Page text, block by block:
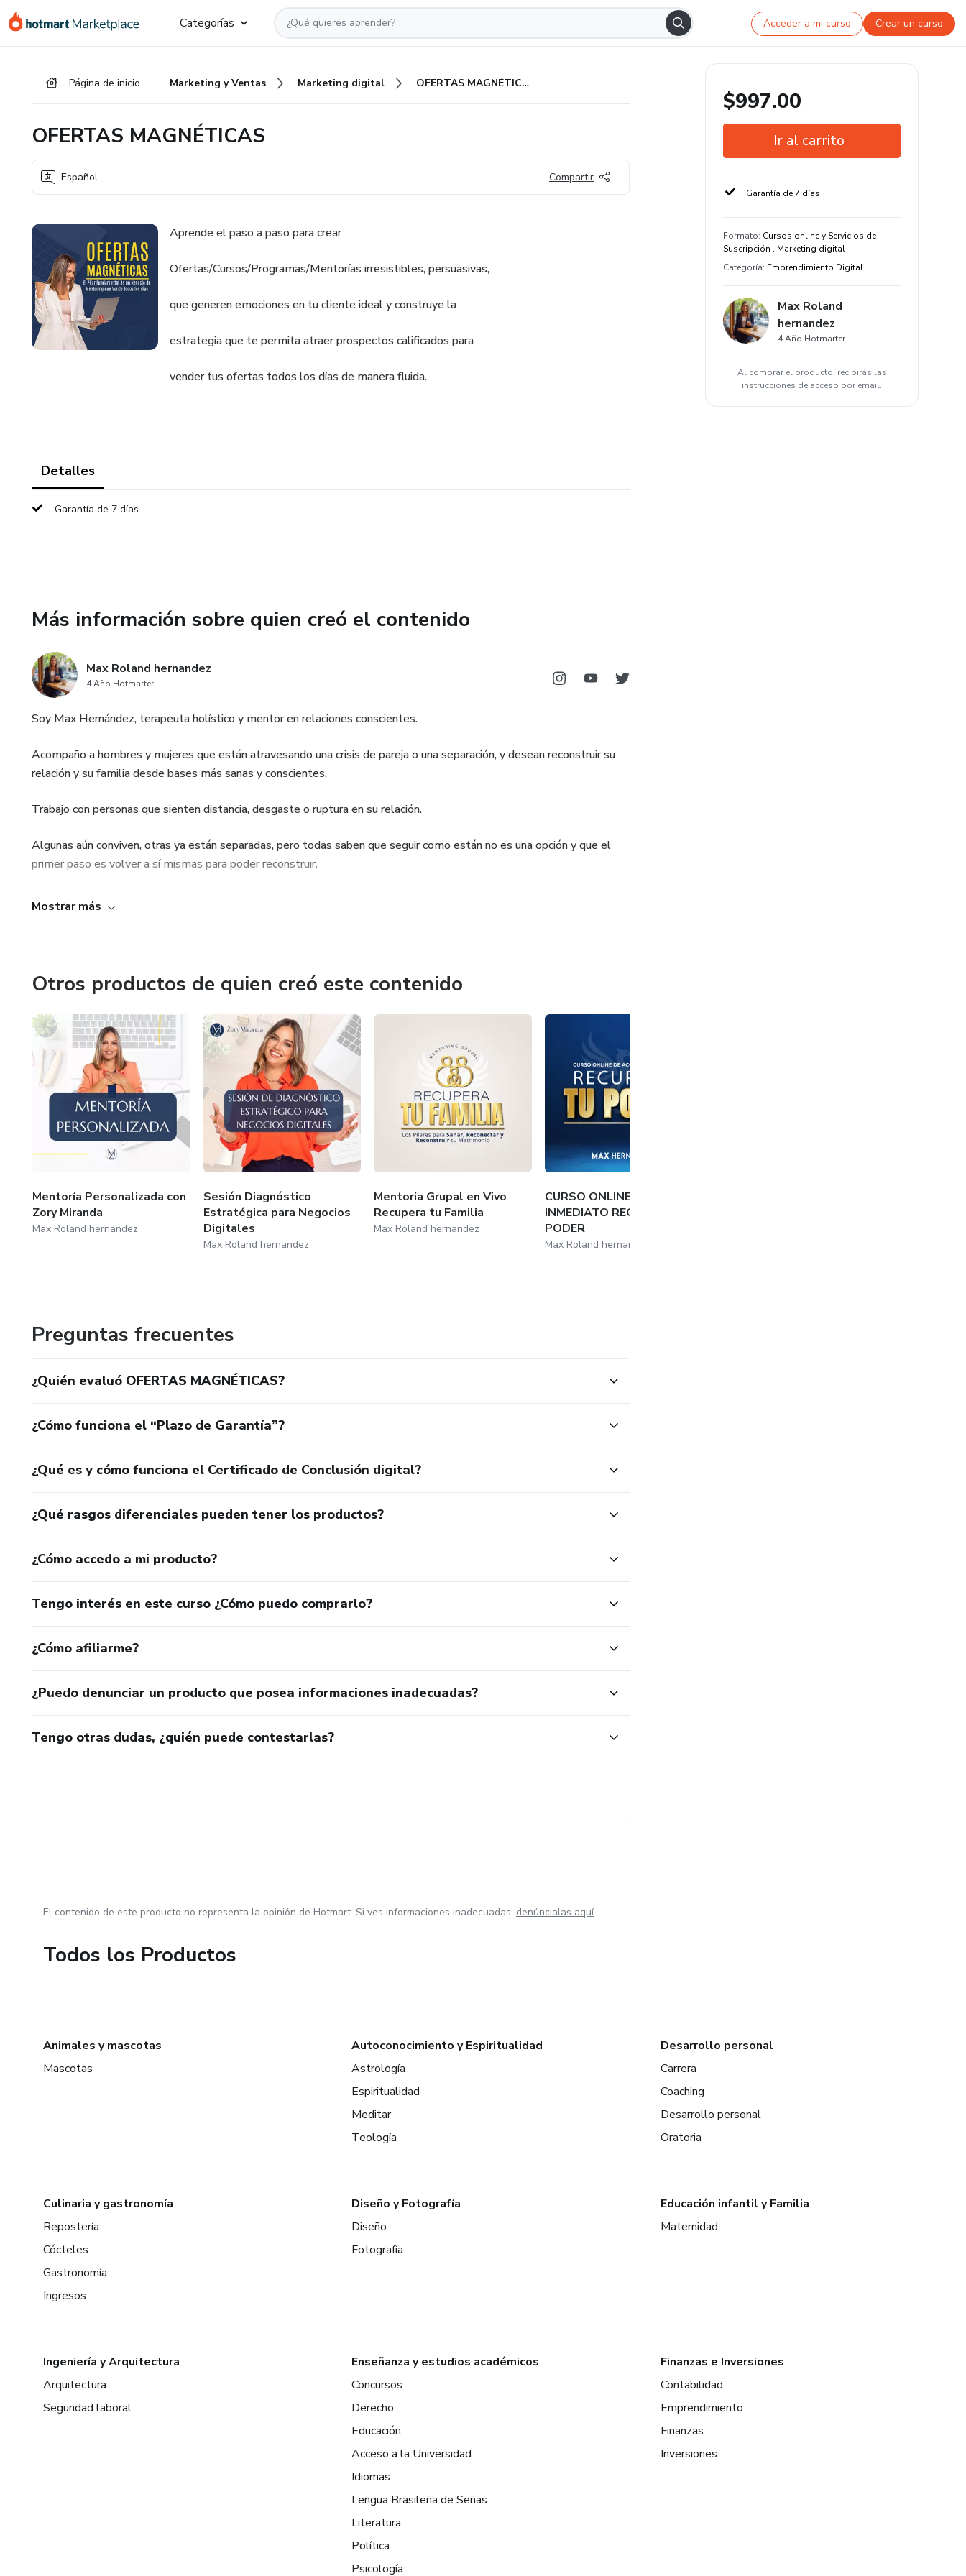
Categorías Acceder a mi curso Crear un curso
Página de inicio Marketing y Ventas Marketing digital OFERTAS MAGNÉTICAS
OFERTAS MAGNÉTICAS
Español Compartir
Aprende el paso a paso para crear
Ofertas/Cursos/Programas/Mentorías irresistibles, persuasivas,
que generen emociones en tu cliente ideal y construye la
estrategia que te permita atraer prospectos calificados para
vender tus ofertas todos los días de manera fluida.
Detalles
Garantía de 7 días
Más información sobre quien creó el contenido
Max Roland hernandez
4 Año Hotmarter
Soy Max Hernández, terapeuta holístico y mentor en relaciones conscientes.
Acompaño a hombres y mujeres que están atravesando una crisis de pareja o una separación, y desean reconstruir su
relación y su familia desde bases más sanas y conscientes.
Trabajo con personas que sienten distancia, desgaste o ruptura en su relación.
Algunas aún conviven, otras ya están separadas, pero todas saben que seguir como están no es una opción y que el
primer paso es volver a sí mismas para poder reconstruir.
A través de procesos prácticos, emocionales y espirituales, acompaño a las personas a recuperar claridad, sanar lo que
Este espacio es para quienes valoran la familia, desean reconstruir su unión y están dispuestos a empezar por sí
mismos para hacerlo posible.
Mostrar más
Otros productos de quien creó este contenido
Mentoría Personalizada con
Zory Miranda
Max Roland hernandez
Sesión Diagnóstico
Estratégica para Negocios
Digitales
Max Roland hernandez
Mentoria Grupal en Vivo
Recupera tu Familia
Max Roland hernandez
CURSO ONLINE DE ACCESO
INMEDIATO RECUPERA TU
PODER
Max Roland hernandez
Preguntas frecuentes
¿Quién evaluó OFERTAS MAGNÉTICAS?
¿Cómo funciona el “Plazo de Garantía”?
¿Qué es y cómo funciona el Certificado de Conclusión digital?
¿Qué rasgos diferenciales pueden tener los productos?
¿Cómo accedo a mi producto?
Tengo interés en este curso ¿Cómo puedo comprarlo?
¿Cómo afiliarme?
¿Puedo denunciar un producto que posea informaciones inadecuadas?
Tengo otras dudas, ¿quién puede contestarlas?
$997.00
Ir al carrito
Garantía de 7 días
Formato: Cursos online y Servicios de
Suscripción . Marketing digital
Categoría: Emprendimiento Digital
Max Roland
hernandez
4 Año Hotmarter
Al comprar el producto, recibirás las
instrucciones de acceso por email.
El contenido de este producto no representa la opinión de Hotmart. Si ves informaciones inadecuadas, denúncialas aquí
Todos los Productos
Animales y mascotas
Mascotas
Autoconocimiento y Espiritualidad
Astrología
Espiritualidad
Meditar
Teología
Desarrollo personal
Carrera
Coaching
Desarrollo personal
Oratoria
Culinaria y gastronomía
Repostería
Cócteles
Gastronomía
Ingresos
Diseño y Fotografía
Diseño
Fotografía
Educación infantil y Familia
Maternidad
Ingeniería y Arquitectura
Arquitectura
Seguridad laboral
Enseñanza y estudios académicos
Concursos
Derecho
Educación
Acceso a la Universidad
Idiomas
Lengua Brasileña de Señas
Literatura
Política
Psicología
Finanzas e Inversiones
Contabilidad
Emprendimiento
Finanzas
Inversiones